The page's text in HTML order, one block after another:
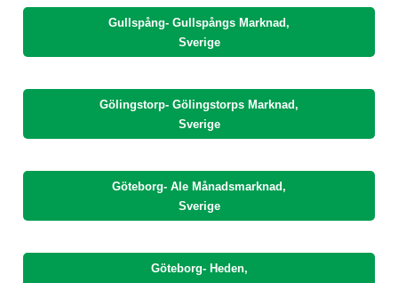
Gullspång- Gullspångs Marknad,
Sverige
Gölingstorp- Gölingstorps Marknad,
Sverige
Göteborg- Ale Månadsmarknad,
Sverige
Göteborg- Heden,